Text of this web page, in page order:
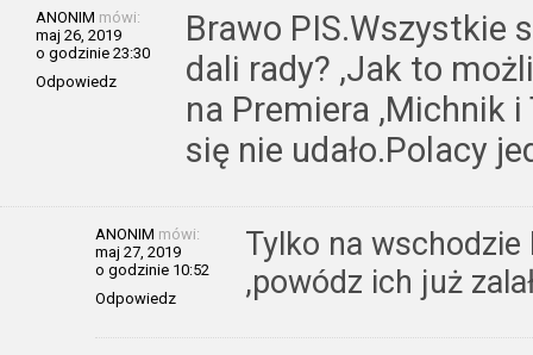
ANONIM mówi:
maj 26, 2019
o godzinie 23:30
Odpowiedz
Brawo PIS.Wszystkie
dali rady? ,Jak to
na Premiera ,Michnik
się nie udało.Polacy
ANONIM mówi:
maj 27, 2019
o godzinie 10:52
Odpowiedz
Tylko na
,powódz ich już